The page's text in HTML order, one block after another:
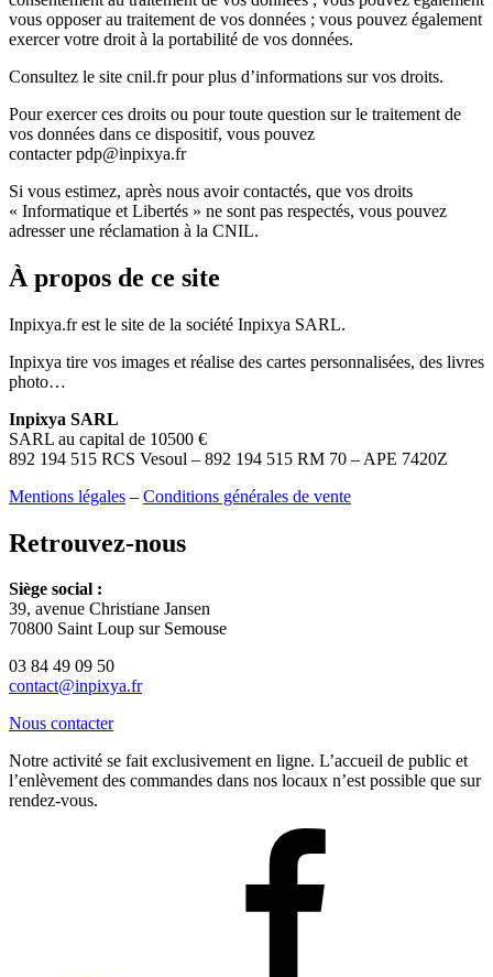
vous opposer au traitement de vos données ; vous pouvez également
exercer votre droit à la portabilité de vos données.
Consultez le site cnil.fr pour plus d’informations sur vos droits.
Pour exercer ces droits ou pour toute question sur le traitement de
vos données dans ce dispositif, vous pouvez
contacter pdp@inpixya.fr
Si vous estimez, après nous avoir contactés, que vos droits
« Informatique et Libertés » ne sont pas respectés, vous pouvez
adresser une réclamation à la CNIL.
À propos de ce site
Inpixya.fr est le site de la société Inpixya SARL.
Inpixya tire vos images et réalise des cartes personnalisées, des livres
photo…
Inpixya SARL
SARL au capital de 10500 €
892 194 515 RCS Vesoul – 892 194 515 RM 70 – APE 7420Z
Mentions légales – Conditions générales de vente
Retrouvez-nous
Siège social :
39, avenue Christiane Jansen
70800 Saint Loup sur Semouse
03 84 49 09 50
contact@inpixya.fr
Nous contacter
Notre activité se fait exclusivement en ligne. L’accueil de public et
l’enlèvement des commandes dans nos locaux n’est possible que sur
rendez-vous.